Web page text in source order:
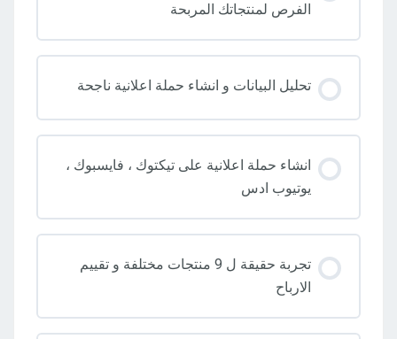
الفرص لمنتجاتك المربحة
تحليل البيانات و انشاء حملة اعلانية ناجحة
انشاء حملة اعلانية على تيكتوك ، فايسبوك ،
يوتيوب ادس
تجربة حقيقة ل 9 منتجات مختلفة و تقييم
الارباح